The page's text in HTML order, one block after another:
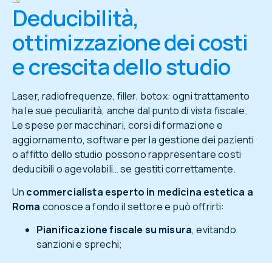
Deducibilità,
ottimizzazione dei costi
e crescita dello studio
Laser, radiofrequenze, filler, botox: ogni trattamento
ha le sue peculiarità, anche dal punto di vista fiscale.
Le spese per macchinari, corsi di formazione e
aggiornamento, software per la gestione dei pazienti
o affitto dello studio possono rappresentare costi
deducibili o agevolabili… se gestiti correttamente.
Un commercialista esperto in medicina estetica a
Roma conosce a fondo il settore e può offrirti:
Pianificazione fiscale su misura, evitando
sanzioni e sprechi;